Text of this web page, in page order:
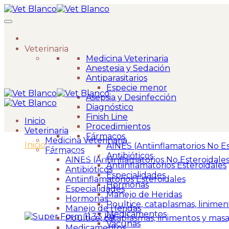
Veterinaria
Medicina Veterinaria
Anestesia y Sedación
Antiparasitarios
Especie menor
Asepsia y Desinfección
Diagnóstico
Finish Line
Procedimientos
Fármacos
AINES (Antiinflamatorios No
Antibióticos
Antiinflamatorios Esteroidales
Especialidades
Hormonas
Manejo de Heridas
Poultice, cataplasmas,
Medicamentos
Vacunas
Inicio
Veterinaria
Medicina Veterinaria
Fármacos
AINES (Antiinflamatorios No
Antibióticos
Antiinflamatorios Esteroidales
Especialidades
Hormonas
Manejo de Heridas
Poultice, cataplasmas, linimentos y
Inicio>
Super Form 11.33 kg.